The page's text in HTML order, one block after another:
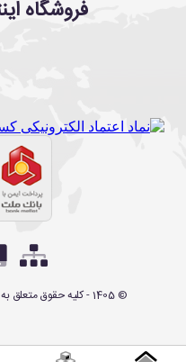
فروشگاه
©
1405- کلیه حقوق متعلق به